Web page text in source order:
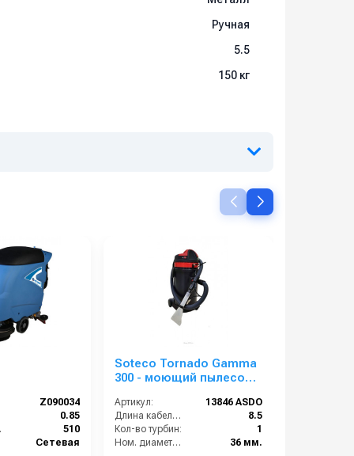
Ручная
5.5
150 кг
Z090034
0.85
510
Сетевая
Soteco Tornado Gamma
300 - моющий пылесос
Артикул:
13846 ASDO
Длина кабеля (м):
8.5
Кол-во турбин:
1
Ном. диаметр принадлежностей:
36 мм.